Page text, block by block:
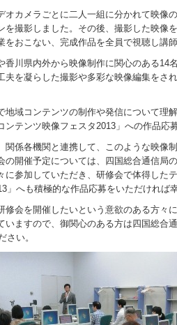
カメラごとに二人一組に分かれて映像
を撮影しました。その後、撮影した映像
をおこない、完成作品を全員で視聴し講
川県内外から映像制作に関心のある14
夫を凝らした撮影や多彩な映像編集をさ
域コンテンツの制作や発信について理
ンテンツ映像フェスタ2013」への作品応
係各機関と連携して、このような映像
の開催予定については、四国総合通信局
に参加していただき、研修会で体得した
」へも積極的な作品応募をいただければ幸
会を開催したいという意欲のある方々
いますので、御関心のある方は四国総合
さい。